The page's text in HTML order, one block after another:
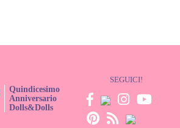
Quindicesimo
Anniversario
Dolls&Dolls
SEGUICI!